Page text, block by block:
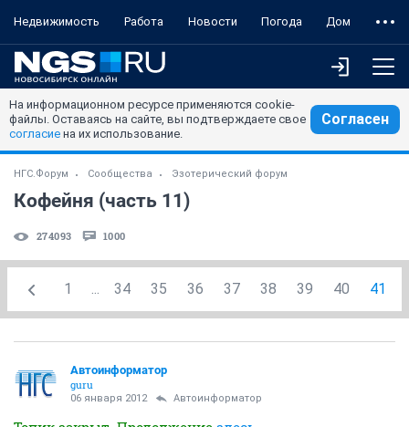
Недвижимость Работа Новости Погода Дом
На информационном ресурсе применяются cookie-
файлы. Оставаясь на сайте, вы подтверждаете свое
согласие на их использование.
Согласен
НГС.Форум Сообщества Эзотерический форум
Кофейня (часть 11)
274093 1000
1 ... 34 35 36 37 38 39 40 41
Автоинформатор
guru
06 января 2012 Автоинформатор